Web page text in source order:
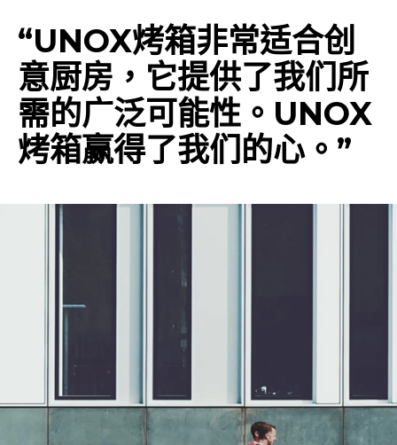
“UNOX烤箱非常适合创
意厨房，它提供了我们所
需的广泛可能性。UNOX
烤箱赢得了我们的心。”